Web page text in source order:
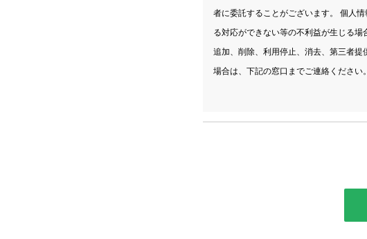
者に委託することがございます。 個人
る対応ができない等の不利益が生じる場
追加、削除、利用停止、消去、第三者
場合は、下記の窓口までご連絡ください。
社 名：アルファテクノロジー株式会社